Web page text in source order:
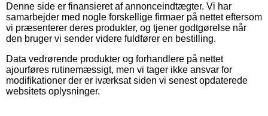
Denne side er finansieret af annonceindtægter. Vi har
samarbejder med nogle forskellige firmaer på nettet eftersom
vi præsenterer deres produkter, og tjener godtgørelse når
den bruger vi sender videre fuldfører en bestilling.
Data vedrørende produkter og forhandlere på nettet
ajourføres rutinemæssigt, men vi tager ikke ansvar for
modifikationer der er iværksat siden vi senest opdaterede
websitets oplysninger.